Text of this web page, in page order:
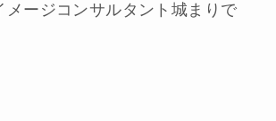
メージコンサルタント城まりで